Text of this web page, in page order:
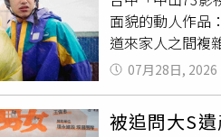
自覺落下。他也
竹過年；小時候
示：「長大後才
目送程予希出嫁
曾在舞台劇 演出
2007年出道後
文瑾瑩在2000年
Oh My God》等
演技大賞，年
演技，婚後也將
面貌的動人作品
道來家人之間複
山73」講座「那
金斯主演的《
慶生的故事，入
07月28日, 2026
被追問大S